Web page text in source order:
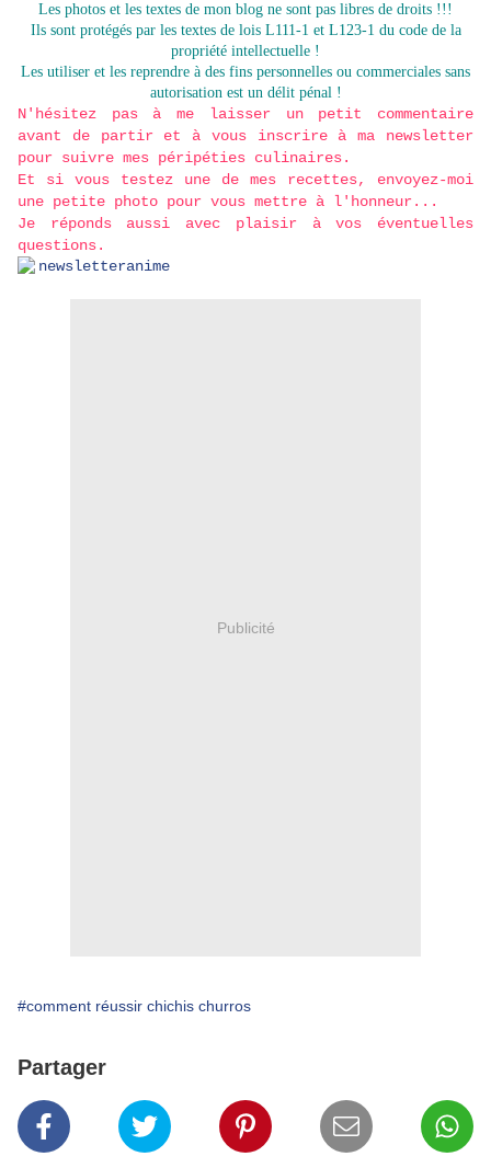
Les photos et les textes de mon blog ne sont pas libres de droits !!!
Ils sont protégés par les textes de lois L111-1 et L123-1 du code de la
propriété intellectuelle !
Les utiliser et les reprendre à des fins personnelles ou commerciales sans
autorisation est un délit pénal !
N'hésitez pas à me laisser un petit commentaire
avant de partir et à vous inscrire à ma newsletter
pour suivre mes péripéties culinaires.
Et si vous testez une de mes recettes, envoyez-moi
une petite photo pour vous mettre à l'honneur...
Je réponds aussi avec plaisir à vos éventuelles
questions.
Publicité
#comment réussir chichis churros
Partager